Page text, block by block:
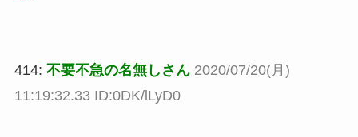
414: 不要不急の名無しさん 2020/07/20(月)
11:19:32.33 ID:0DK/lLyD0